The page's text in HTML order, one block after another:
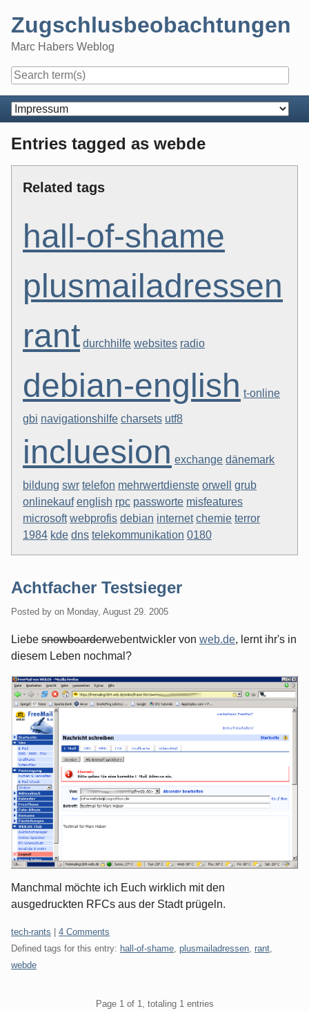
content
Zugschlusbeobachtungen
Marc Habers Weblog
Navigation
Entries tagged as webde
Related tags
hall-of-shame
plusmailadressen
rant durchhilfe websites radio
debian-english t-online
gbi navigationshilfe charsets utf8
incluesion exchange dänemark
bildung swr telefon mehrwertdienste orwell
grub
onlinekauf english rpc passworte misfeatures
microsoft webprofis debian internet chemie terror
1984 kde dns telekommunikation 0180
Achtfacher Testsieger
Posted by on Monday, August 29. 2005
Liebe snowboarderwebentwickler von web.de, lernt ihr's in
diesem Leben nochmal?
Manchmal möchte ich Euch wirklich mit den
ausgedruckten RFCs aus der Stadt prügeln.
Categories:
tech-rants
4 Comments
Defined tags for this entry: hall-of-shame plusmailadressen rant
webde
Page 1 of 1, totaling 1 entries